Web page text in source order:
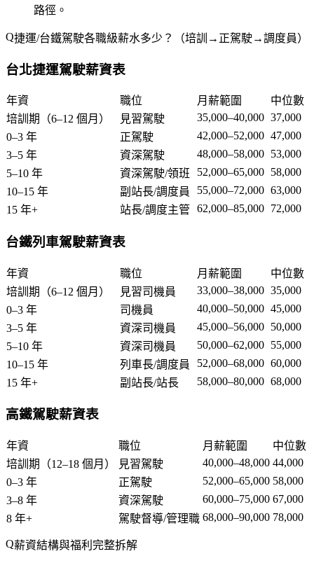
路徑。
捷運/台鐵駕駛各職級薪水多少？（培訓→正駕駛→調度員）
台北捷運駕駛薪資表
年資 職位 月薪範圍
中位數
培訓期（6–12 個月）
見習駕駛 35,000–40,000 37,000
0–3 年
正駕駛 42,000–52,000 47,000
3–5 年
資深駕駛 48,000–58,000 53,000
5–10 年
資深駕駛/領班 52,000–65,000 58,000
10–15 年
副站長/調度員 55,000–72,000 63,000
15 年+
站長/調度主管 62,000–85,000 72,000
台鐵列車駕駛薪資表
年資 職位 月薪範圍
中位數
培訓期（6–12 個月）
見習司機員 33,000–38,000 35,000
0–3 年
司機員 40,000–50,000 45,000
3–5 年
資深司機員 45,000–56,000 50,000
5–10 年
資深司機員 50,000–62,000 55,000
10–15 年
列車長/調度員 52,000–68,000 60,000
15 年+
副站長/站長 58,000–80,000 68,000
高鐵駕駛薪資表
年資 職位 月薪範圍
中位數
培訓期（12–18 個月）
見習駕駛 40,000–48,000 44,000
0–3 年
正駕駛 52,000–65,000 58,000
3–8 年
資深駕駛 60,000–75,000 67,000
8 年+
駕駛督導/管理職 68,000–90,000 78,000
薪資結構與福利完整拆解